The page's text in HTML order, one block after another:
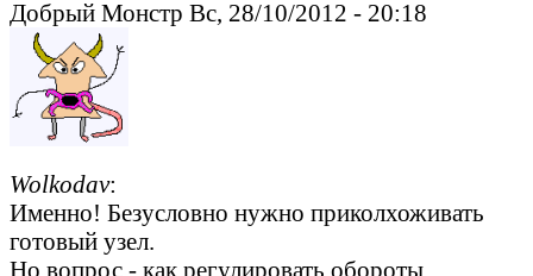
Добрый Монстр Вс, 28/10/2012 - 20:18
Wolkodav:
Именно! Безусловно нужно приколхоживать
готовый узел.
Но вопрос - как регулировать обороты